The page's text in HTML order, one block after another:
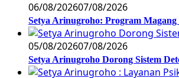
06/08/202607/08/2026
Setya Arinugroho: Program
05/08/202607/08/2026
Setya Arinugroho Dorong Sistem